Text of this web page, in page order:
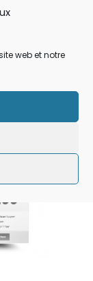
web et notre
parfois